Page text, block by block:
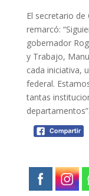
El secretario de
remarcó:
gobernador
y Trabajo,
cada iniciativa,
federal.
tantas
departamentos”.